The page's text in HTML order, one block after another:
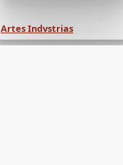
Artes Indvstrias